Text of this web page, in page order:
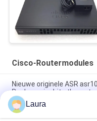
Cisco-Routermodules
Nieuwe originele ASR
Reeksengigabit ethernet
C9300 - NM - 2Q =
Laura